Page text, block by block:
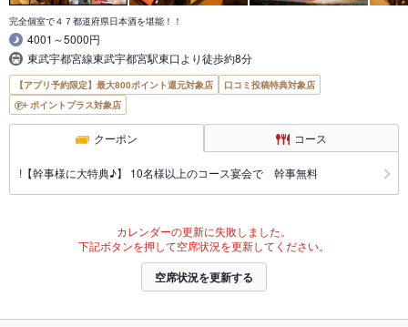
完全個室で４７都道府県日本酒を堪能！！
4001～5000円
東武宇都宮線東武宇都宮駅東口より徒歩約8分
【アプリ予約限定】最大800ポイント還元対象店
口コミ投稿特典対象店
ポイントプラス対象店
クーポン コース
!【幹事様に大特典♪】 10名様以上のコース宴会で 幹事無料
カレンダーの更新に失敗しました。
下記ボタンを押して空席状況を更新してください。
空席状況を更新する